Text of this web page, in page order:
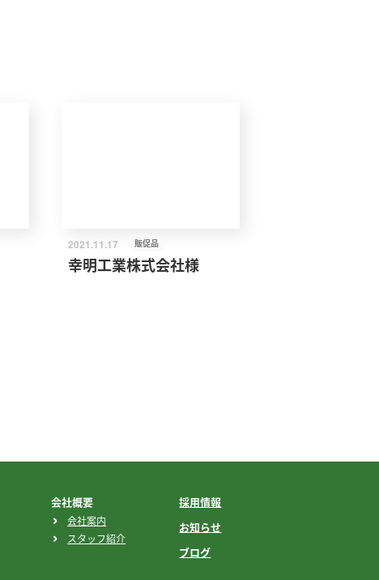
2021.11.17 販促品
幸明工業株式会社様
会社概要
会社案内
スタッフ紹介
採用情報
お知らせ
ブログ